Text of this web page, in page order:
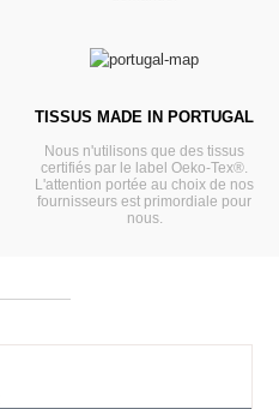
TISSUS MADE IN PORTUGAL
Nous n'utilisons que des tissus
certifiés par le label Oeko-Tex®.
L'attention portée au choix de nos
fournisseurs est primordiale pour
nous.